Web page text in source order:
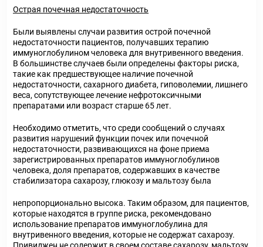
Острая почечная недостаточность
Были выявлены случаи развития острой почечной
недостаточности пациентов, получавших терапию
иммуноглобулином человека для внутривенного введения.
В большинстве случаев были определены факторы риска,
такие как предшествующее наличие почечной
недостаточности, сахарного диабета, гиповолемии, лишнего
веса, сопутствующее лечение нефротоксичными
препаратами или возраст старше 65 лет.
Необходимо отметить, что среди сообщений о случаях
развития нарушений функции почек или почечной
недостаточности, развивающихся на фоне приема
зарегистрированных препаратов иммуноглобулинов
человека, доля препаратов, содержавших в качестве
стабилизатора сахарозу, глюкозу и мальтозу была
непропорционально высока. Таким образом, для пациентов,
которые находятся в группе риска, рекомендовано
использование препаратов иммуноглобулина для
внутривенного введения, которые не содержат сахарозу.